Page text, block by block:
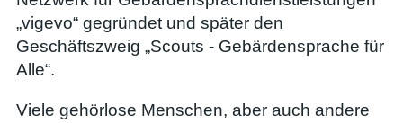
„vigevo“ gegründet und später den
Geschäftszweig „Scouts - Gebärdensprache für
Alle“.
Viele gehörlose Menschen, aber auch andere